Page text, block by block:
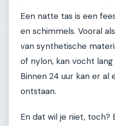
Een natte tas is een
en schimmels. Vooral
van synthetische
of nylon, kan vocht lang
Binnen 24 uur kan er al
ontstaan.
En dat wil je niet, toch?